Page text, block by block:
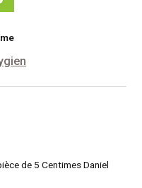
de 5 Centimes Daniel